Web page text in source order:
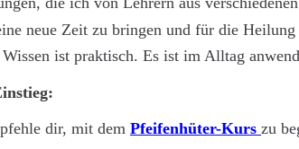
neue Zeit zu bringen und für die
Wissen ist praktisch. Es ist im Alltag
dir, mit dem Pfeifenhüter-Kurs zu